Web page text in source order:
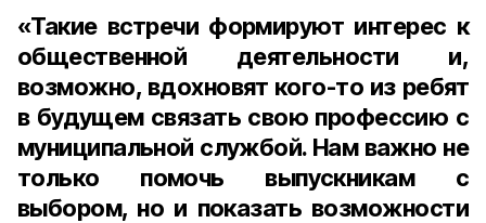
«Такие встречи формируют интерес к
общественной деятельности и,
возможно, вдохновят кого-то из ребят
в будущем связать свою профессию с
муниципальной службой. Нам важно не
только помочь выпускникам с
выбором, но и показать возможности